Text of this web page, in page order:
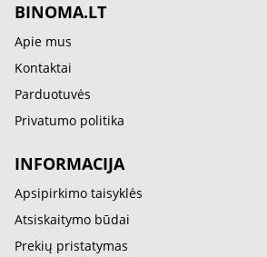
BINOMA.LT
Apie mus
Kontaktai
Parduotuvės
Privatumo politika
INFORMACIJA
Apsipirkimo taisyklės
Atsiskaitymo būdai
Prekių pristatymas